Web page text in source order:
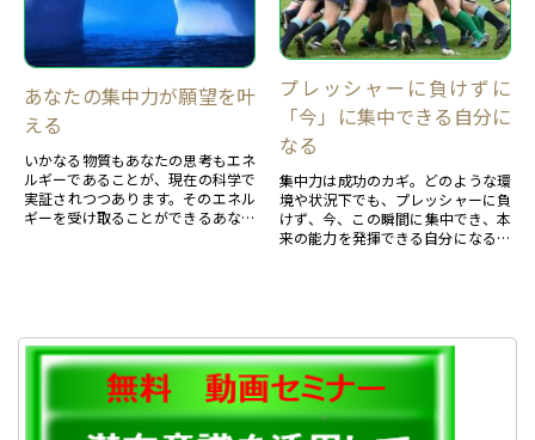
あなたの集中力が願望を叶
える
いかなる物質もあなたの思考もエネ
ルギーであることが、現在の科学で
実証されつつあります。そのエネル
ギーを受け取ることができるあなた
精神性が低いときです。
プレッシャーに負けずに
「今」に集中できる自分に
なる
集中力は成功のカギ。どのような環
境や状況下でも、プレッシャーに負
けず、今、この瞬間に集中でき、本
来の能力を発揮できる自分になるた